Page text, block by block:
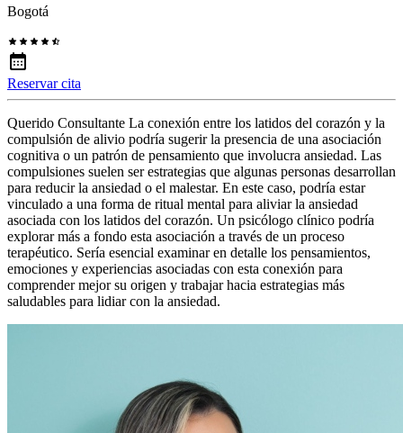
Bogotá
Reservar cita
Querido Consultante La conexión entre los latidos del corazón y la
compulsión de alivio podría sugerir la presencia de una asociación
cognitiva o un patrón de pensamiento que involucra ansiedad. Las
compulsiones suelen ser estrategias que algunas personas desarrollan
para reducir la ansiedad o el malestar. En este caso, podría estar
vinculado a una forma de ritual mental para aliviar la ansiedad
asociada con los latidos del corazón. Un psicólogo clínico podría
explorar más a fondo esta asociación a través de un proceso
terapéutico. Sería esencial examinar en detalle los pensamientos,
emociones y experiencias asociadas con esta conexión para
comprender mejor su origen y trabajar hacia estrategias más
saludables para lidiar con la ansiedad.